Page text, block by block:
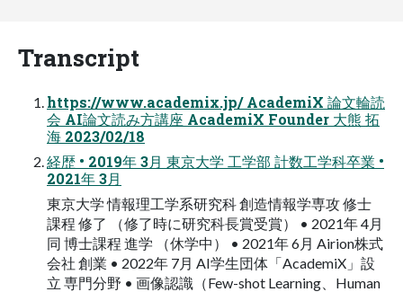
Transcript
https://www.academix.jp/ AcademiX 論文輪読
会 AI論文読み方講座 AcademiX Founder 大熊 拓
海 2023/02/18
経歴 • 2019年 3月 東京大学 工学部 計数工学科卒業 •
2021年 3月
東京大学 情報理工学系研究科 創造情報学専攻 修士
課程 修了 （修了時に研究科長賞受賞） • 2021年 4月
同 博士課程 進学 （休学中） • 2021年 6月 Airion株式
会社 創業 • 2022年 7月 AI学生団体「AcademiX」設
立 専門分野 • 画像認識（Few-shot Learning、Human